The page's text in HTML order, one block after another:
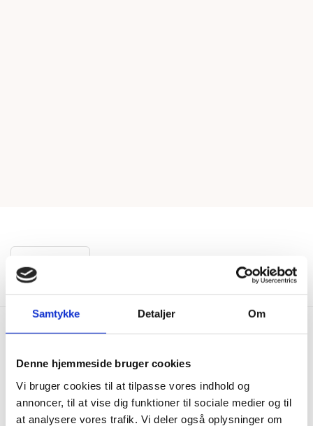
Samtykke Detaljer Om
Denne hjemmeside bruger cookies
Vi bruger cookies til at tilpasse vores indhold og
annoncer, til at vise dig funktioner til sociale medier og til
at analysere vores trafik. Vi deler også oplysninger om
Prisgaranti
Vi har Danmarks billigste priser
på kvalitetsgulve!
Hurtig levering
Bestil inden kl. 15.00 – vi
afsender samme dag, når
varen er på lager.